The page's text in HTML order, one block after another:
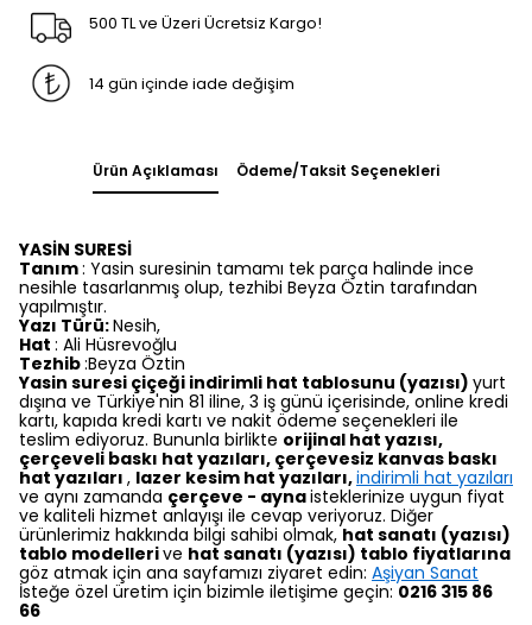
500 TL ve Üzeri Ücretsiz Kargo!
14 gün içinde iade değişim
Ürün Açıklaması Ödeme/Taksit Seçenekleri
YASİN SURESİ
Tanım: Yasin suresinin tamamı tek parça halinde ince
nesihle tasarlanmış olup, tezhibi Beyza Öztin tarafından
yapılmıştır.
Yazı Türü:Nesih,
Hat : Ali Hüsrevoğlu
Tezhib:Beyza Öztin
Yasin suresi çiçeği indirimli hat tablosunu (yazısı) yurt
dışına ve Türkiye'nin 81 iline, 3 iş günü içerisinde, online kredi
kartı, kapıda kredi kartı ve nakit ödeme seçenekleri ile
teslim ediyoruz. Bununla birlikte orijinal hat yazısı,
çerçeveli baskı hat yazıları, çerçevesiz kanvas baskı
hat yazıları , lazer kesim hat yazıları,indirimli hat yazıları
ve aynı zamanda çerçeve - aynaisteklerinize uygun fiyat
ve kaliteli hizmet anlayışı ile cevap veriyoruz. Diğer
ürünlerimiz hakkında bilgi sahibi olmak, hat sanatı (yazısı)
tablo modellerive hat sanatı (yazısı) tablo fiyatlarına
göz atmak için ana sayfamızı ziyaret edin: Aşiyan Sanat
İsteğe özel üretim için bizimle iletişime geçin: 0216 315 86
66